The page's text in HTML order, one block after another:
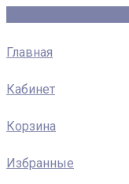
Главная
Кабинет
Корзина
Избранные